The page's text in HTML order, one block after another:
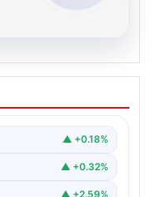
Seviyeli
Günümüzde▲ +0.18%
▲ +0.32%
▲ +2.59%